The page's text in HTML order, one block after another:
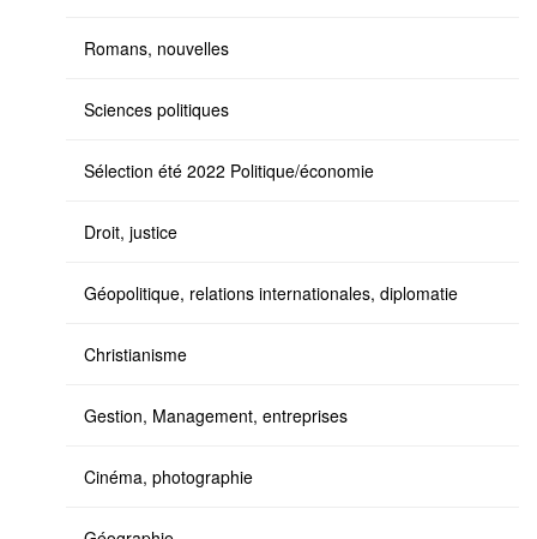
Romans, nouvelles
Sciences politiques
Sélection été 2022 Politique/économie
Droit, justice
Géopolitique, relations internationales, diplomatie
Christianisme
Gestion, Management, entreprises
Cinéma, photographie